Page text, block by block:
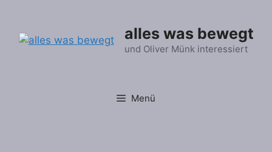
springen
alles was bewegt
und Oliver Münk interessiert
Menü